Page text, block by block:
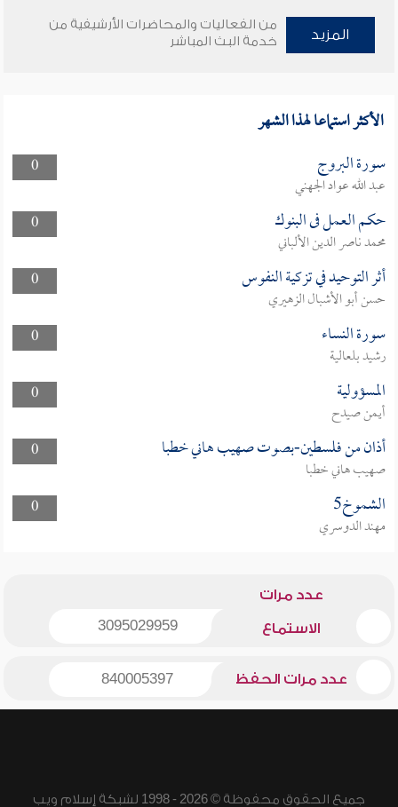
المزيد
من الفعاليات والمحاضرات الأرشيفية من
خدمة البث المباشر
الأكثر استماعا لهذا الشهر
0 سورة البروج
عبد الله عواد الجهني
0
حكم العمل فى البنوك
محمد ناصر الدين الألباني
0
أثر التوحيد في تزكية النفوس
حسن أبو الأشبال الزهيري
0
سورة النساء
رشيد بلعالية
0
المسؤولية
أيمن صيدح
0
أذان من فلسطين-بصوت صهيب هاني خطبا
صهيب هاني خطبا
0
الشموخ5
مهند الدوسري
عدد مرات
الاستماع 3095029959
عدد مرات الحفظ 840005397
جميع الحقوق محفوظة © 2026 - 1998 لشبكة إسلام ويب